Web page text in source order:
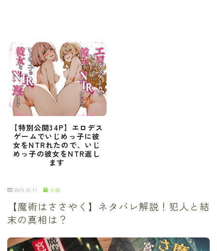
【特別公開34P】エロデス
ゲームでいじめっ子に彼
女をNTRれたので、いじ
めっ子の彼女をNTR返し
ます
2025.10.17 小説
【魔術はささやく】ネタバレ解説！犯人と結
末の真相は？